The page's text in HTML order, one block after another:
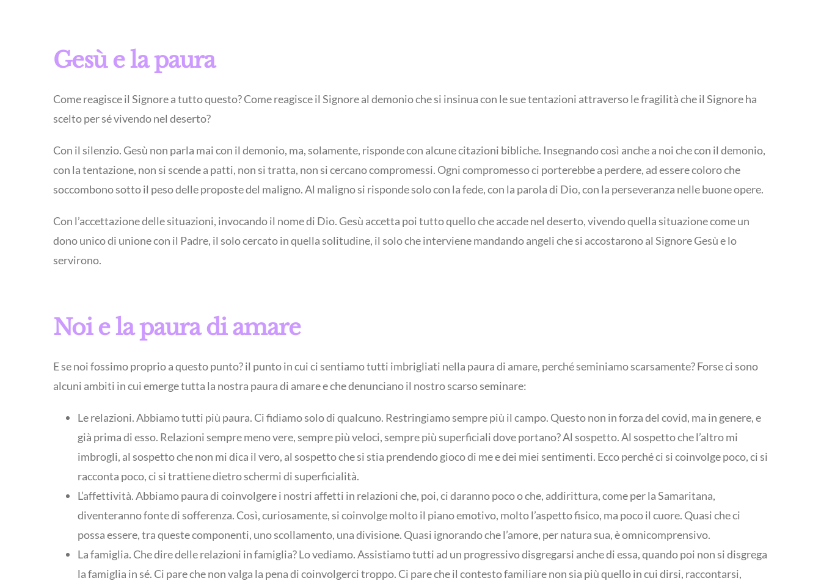
Gesù e la paura
Come reagisce il Signore a tutto questo? Come reagisce il Signore al demonio che si insinua con le sue tentazioni attraverso le fragilità che il Signore ha
scelto per sé vivendo nel deserto?
Con il silenzio. Gesù non parla mai con il demonio, ma, solamente, risponde con alcune citazioni bibliche. Insegnando così anche a noi che con il demonio,
con la tentazione, non si scende a patti, non si tratta, non si cercano compromessi. Ogni compromesso ci porterebbe a perdere, ad essere coloro che
soccombono sotto il peso delle proposte del maligno. Al maligno si risponde solo con la fede, con la parola di Dio, con la perseveranza nelle buone opere.
Con l’accettazione delle situazioni, invocando il nome di Dio. Gesù accetta poi tutto quello che accade nel deserto, vivendo quella situazione come un
dono unico di unione con il Padre, il solo cercato in quella solitudine, il solo che interviene mandando angeli che si accostarono al Signore Gesù e lo
servirono.
Noi e la paura di amare
E se noi fossimo proprio a questo punto? il punto in cui ci sentiamo tutti imbrigliati nella paura di amare, perché seminiamo scarsamente? Forse ci sono
alcuni ambiti in cui emerge tutta la nostra paura di amare e che denunciano il nostro scarso seminare:
Le relazioni. Abbiamo tutti più paura. Ci fidiamo solo di qualcuno. Restringiamo sempre più il campo. Questo non in forza del covid, ma in genere, e
già prima di esso. Relazioni sempre meno vere, sempre più veloci, sempre più superficiali dove portano? Al sospetto. Al sospetto che l’altro mi
imbrogli, al sospetto che non mi dica il vero, al sospetto che si stia prendendo gioco di me e dei miei sentimenti. Ecco perché ci si coinvolge poco, ci si
racconta poco, ci si trattiene dietro schermi di superficialità.
L’affettività. Abbiamo paura di coinvolgere i nostri affetti in relazioni che, poi, ci daranno poco o che, addirittura, come per la Samaritana,
diventeranno fonte di sofferenza. Così, curiosamente, si coinvolge molto il piano emotivo, molto l’aspetto fisico, ma poco il cuore. Quasi che ci
possa essere, tra queste componenti, uno scollamento, una divisione. Quasi ignorando che l’amore, per natura sua, è omnicomprensivo.
La famiglia. Che dire delle relazioni in famiglia? Lo vediamo. Assistiamo tutti ad un progressivo disgregarsi anche di essa, quando poi non si disgrega
la famiglia in sé. Ci pare che non valga la pena di coinvolgerci troppo. Ci pare che il contesto familiare non sia più quello in cui dirsi, raccontarsi,